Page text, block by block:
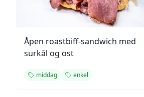
Åpen roastbiff-sandwich med
surkål og ost
middag enkel